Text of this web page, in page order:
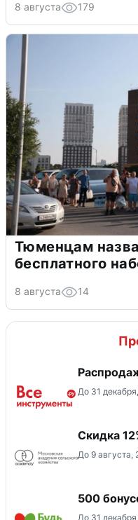
8 августа 179
Тюменцам
бесплатного
8 августа 14
До 31
Скидка
До 9 августа,
500
До 31